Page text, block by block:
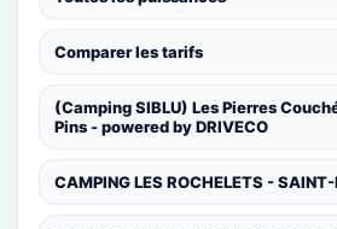
Comparer les tarifs
(Camping SIBLU) Les Pierres
Pins - powered by DRIVECO
CAMPING LES ROCHELETS -